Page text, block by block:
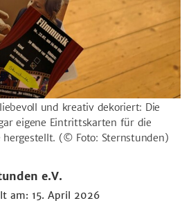
und kreativ dekoriert: Die
eigene Eintrittskarten für die
hergestellt. (© Foto: Sternstunden)
e.V.
am: 15. April 2026